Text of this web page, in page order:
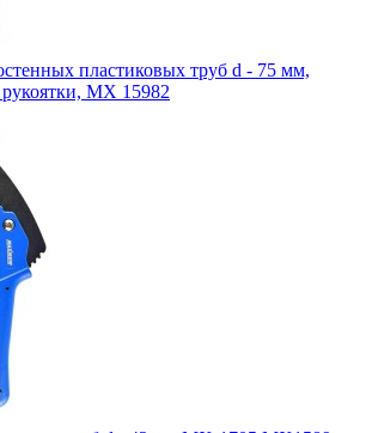
пластиковых труб d - 75 мм,
МХ 15982